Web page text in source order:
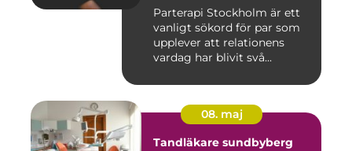
Parterapi Stockholm är ett
vanligt sökord för par som
upplever att relationens
vardag har blivit svå...
08. maj
Tandläkare sundbyberg